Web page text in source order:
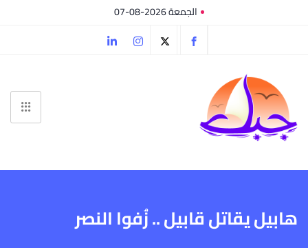
الجمعة 2026-08-07
هابيل يقاتل قابيل .. زُفوا النصر